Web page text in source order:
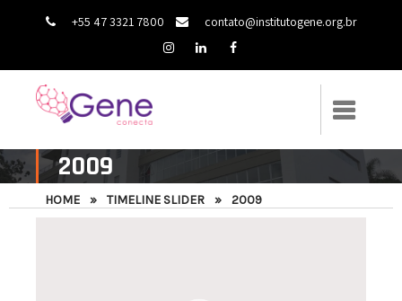
+55 47 3321 7800 contato@institutogene.org.br
2009
HOME » TIMELINE SLIDER » 2009